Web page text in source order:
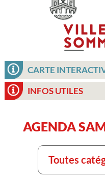
CARTE
INFOS UTILES
AGENDA
Toutes